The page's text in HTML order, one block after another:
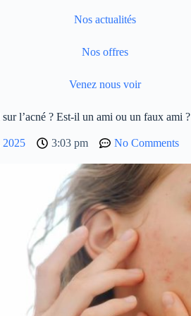
Nos actualités
Nos offres
Venez nous voir
l’acné ? Est-il un ami ou un faux ami ?
2025 3:03 pm No Comments